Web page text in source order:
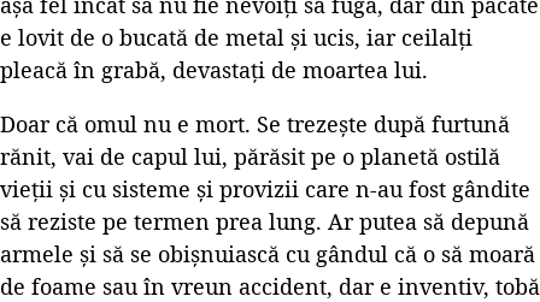
e lovit de o bucată de metal și ucis, iar ceilalți
pleacă în grabă, devastați de moartea lui.
Doar că omul nu e mort. Se trezește după furtună
rănit, vai de capul lui, părăsit pe o planetă ostilă
vieții și cu sisteme și provizii care n-au fost gândite
să reziste pe termen prea lung. Ar putea să depună
armele și să se obișnuiască cu gândul că o să moară
de foame sau în vreun accident, dar e inventiv, tobă